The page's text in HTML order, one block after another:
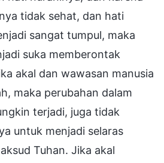
tidak sehat, dan hati
sangat tumpul, maka
suka memberontak
akal dan wawasan manusia
maka perubahan dalam
terjadi, juga tidak
untuk menjadi selaras
Tuhan. Jika akal